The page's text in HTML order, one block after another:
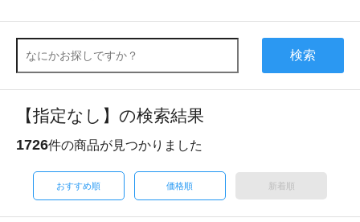
検索
【指定なし】の検索結果
1726件の商品が見つかりました
おすすめ順 価格順 新着順